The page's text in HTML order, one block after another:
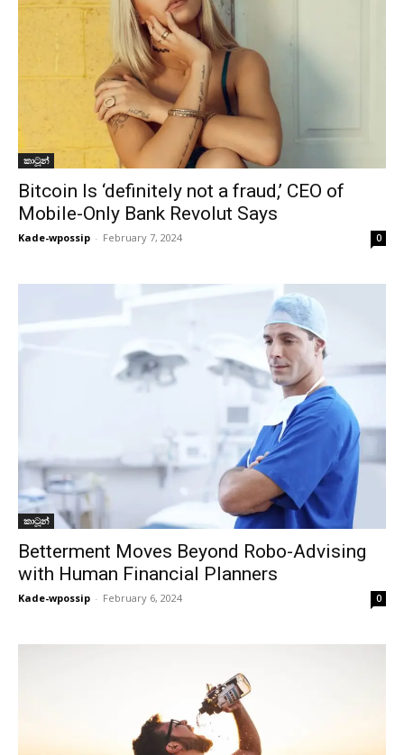
කාටූන්
Bitcoin Is ‘definitely not a fraud,’ CEO of
Mobile-Only Bank Revolut Says
Kade-wpossip - February 7, 2024 0
කාටූන්
Betterment Moves Beyond Robo-Advising
with Human Financial Planners
Kade-wpossip - February 6, 2024 0